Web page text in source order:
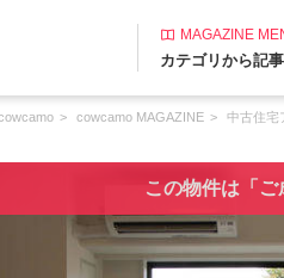
MAGAZINE
カテゴリから記
cowcamo MAGAZINE 中古住宅
この物件は「ご